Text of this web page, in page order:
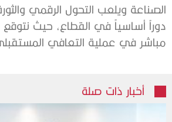
الصناعة ويلعب التحول الرقمي
دوراً أساسياً في القطاع، حيث
مباشر في عملية التعافي
أخبار ذات صلة